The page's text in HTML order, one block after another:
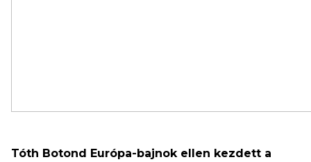
Tóth Botond Európa-bajnok ellen kezdett a